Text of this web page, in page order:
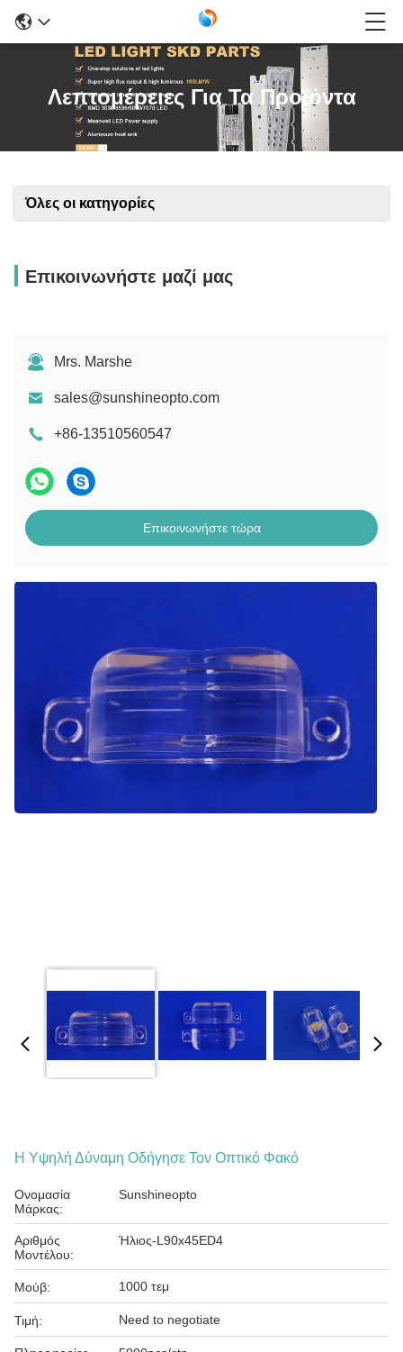
Λεπτομέρειες Για Τα Προϊόντα
Όλες οι κατηγορίες
Επικοινωνήστε μαζί μας
Mrs. Marshe
sales@sunshineopto.com
+86-13510560547
Επικοινωνήστε τώρα
Η Υψηλή Δύναμη Οδήγησε Τον Οπτικό Φακό
Ονομασία
Μάρκας:
Sunshineopto
Αριθμός
Μοντέλου:
Ήλιος-L90x45ED4
Μούβ: 1000 τεμ
Τιμή: Need to negotiate